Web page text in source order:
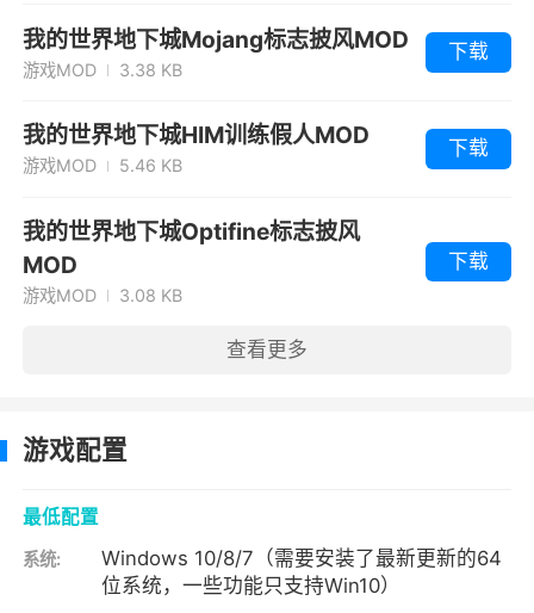
我的世界地下城Mojang标志披风MOD
游戏MOD 3.38 KB
下载
我的世界地下城HIM训练假人MOD
游戏MOD 5.46 KB
下载
我的世界地下城Optifine标志披风
MOD
游戏MOD 3.08 KB
下载
查看更多
游戏配置
最低配置
系统:
Windows 10/8/7（需要安装了最新更新的64
位系统，一些功能只支持Win10）